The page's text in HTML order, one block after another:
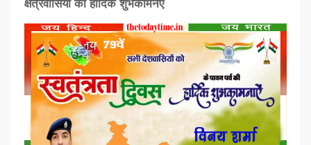
क्षेत्रवासियों को हार्दिक शुभकामनऐं